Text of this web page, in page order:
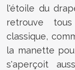
l'étoile du
retrouve
classique,
la manette
s'aperçoit